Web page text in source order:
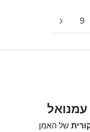
9
עמנואל
של האמן